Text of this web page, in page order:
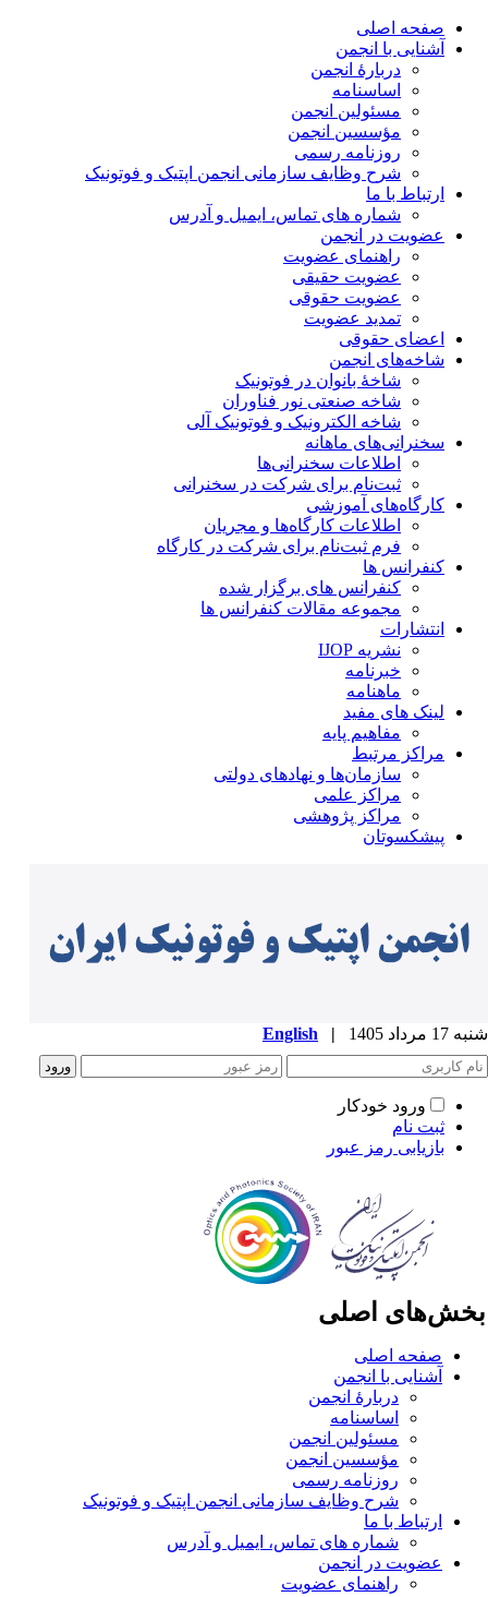
صفحه اصلی
آشنایی با انجمن
دربارۀ انجمن
اساسنامه
مسئولین انجمن
مؤسسین انجمن
روزنامه رسمی
شرح وظایف سازمانی انجمن اپتیک و فوتونیک
ارتباط با ما
شماره های تماس، ایمیل و آدرس
عضویت در انجمن
راهنمای عضویت
عضویت حقیقی
عضویت حقوقی
تمدید عضویت
اعضای حقوقی
شاخه‌های انجمن
شاخۀ بانوان در فوتونیک
شاخه صنعتی نور فناوران
شاخه‌ الکترونیک و فوتونیک آلی
سخنرانی‌های ماهانه
اطلاعات سخنرانی‌‌ها
ثبت‌نام برای شرکت در سخنرانی
کارگاه‌های آموزشی
اطلاعات کارگاه‌ها و مجریان
فرم ثبت‌نام برای شرکت در کارگاه
کنفرانس ها
کنفرانس های برگزار شده
مجموعه مقالات کنفرانس ها
انتشارات
نشریه IJOP
خبرنامه
ماهنامه
لینک های مفید
مفاهیم پایه
مراکز مرتبط
سازمان‌ها و نهادهای دولتی
مراکز علمی
مراکز پژوهشی
پیشکسوتان
مرداد 1405 |
English
ورود خودکار
ثبت نام
بازیابی رمز عبور
اصلی
صفحه اصلی
آشنایی با انجمن
دربارۀ انجمن
اساسنامه
مسئولین انجمن
مؤسسین انجمن
روزنامه رسمی
شرح وظایف سازمانی انجمن اپتیک و فوتونیک
ارتباط با ما
شماره های تماس، ایمیل و آدرس
عضویت در انجمن
راهنمای عضویت